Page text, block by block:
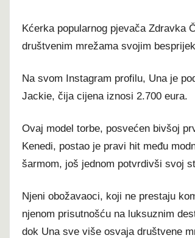
Kćerka popularnog pjevača Zdravka
društvenim mrežama svojim
Na svom Instagram profilu, Una je
Jackie, čija cijena iznosi 2.700 eura.
Ovaj model torbe, posvećen bivšoj
Kenedi, postao je pravi hit među
šarmom, još jednom potvrdivši svoj
Njeni obožavaoci, koji ne prestaju
njenom prisutnošću na luksuznim
dok Una sve više osvaja društvene